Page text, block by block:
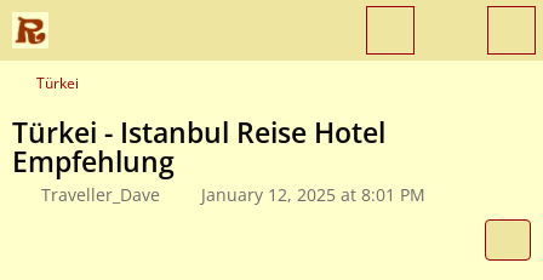
Türkei
Türkei - Istanbul Reise Hotel
Empfehlung
Traveller_Dave January 12, 2025 at 8:01 PM